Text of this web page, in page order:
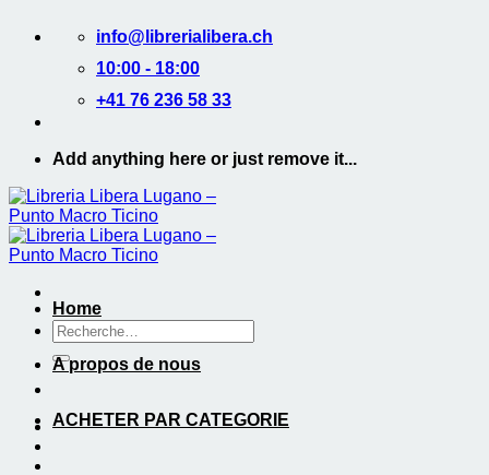
info@librerialibera.ch
10:00 - 18:00
+41 76 236 58 33
Add anything here or just remove it...
Recherche
de
:
Home
A propos de nous
ACHETER PAR CATEGORIE